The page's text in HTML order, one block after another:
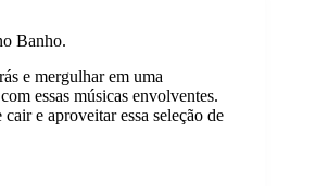
Banho.
e mergulhar em uma
essas músicas envolventes.
e aproveitar essa seleção de